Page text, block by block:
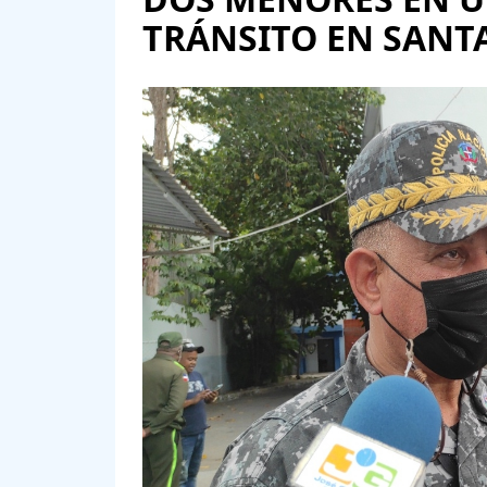
TRÁNSITO EN